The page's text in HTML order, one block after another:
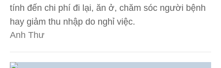
tính đến chi phí đi lại, ăn ở, chăm sóc người bệnh
hay giảm thu nhập do nghỉ việc.
Anh Thư